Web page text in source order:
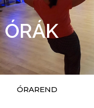
ÓRÁK
ÓRAREND